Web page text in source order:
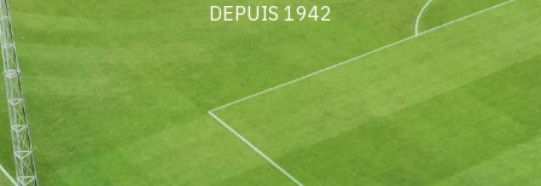
DEPUIS 1942